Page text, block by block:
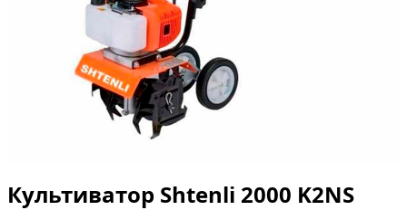
Культиватор Shtenli 2000 K2NS